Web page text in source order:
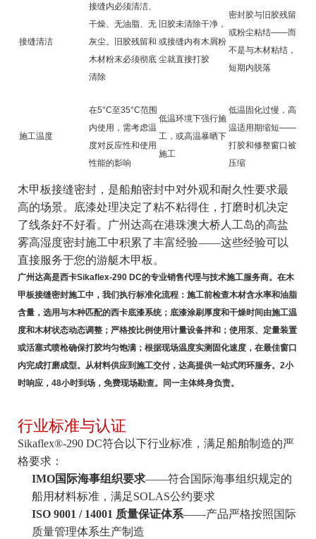
接缝清洁
接缝内必须清洁、
干燥、无油脂、无
灰尘。旧胶残留和
木材粉末必须彻底
清除
旧胶未清除干净，
或接缝内有木屑粉
尘就直接打胶
密封胶与旧胶残留
或粉尘粘结——而
不是与木材粘结，
短期内脱落
施工温度
在5°C至35°C范围
内使用，需考虑温
度对反应性和使用
性能的影响
低温环境下强行施
工，或高温暴晒下
施工
低温固化过慢，高
温适用期缩短——
打胶和修整窗口被
压缩
木甲板接缝密封，是船舶密封中对外观和耐久性要求最
高的场景。底漆处理决定了粘不粘得住，打磨时机决定
了线条好不好看。广州达高在港珠澳大桥人工岛的高盐
雾高湿度密封施工中积累了丰富经验——这些经验可以
直接服务于您的游艇木甲板。
广州达高是西卡Sikaflex-290 DC的专业销售代理与技术施工服务商。在木
甲板接缝密封施工中，我们执行标准化流程：施工前检查木材含水率和油脂
含量，选用与木种匹配的西卡底漆系统；底漆涂刷厚度和干燥时间由施工温
度和木材状态动态调整；严格按比例使用计量设备拌和；使用泵、定量装置
或活塞式喷枪确保打胶均匀饱满；根据现场温度实测固化速度，在最佳窗口
内完成打磨成型。从材料供应到施工交付，达高提供一站式闭环服务。2小
时响应，48小时到场，免费现场勘查。同一主体终身负责。
行业标准与认证
Sikaflex®-290 DC符合以下行业标准，满足船舶制造的严
格要求：
IMO国际海事组织要求——符合国际海事组织规定的
船用材料标准，满足SOLAS公约要求
ISO 9001 / 14001 质量保证体系——产品严格按照国际
质量管理体系生产制造